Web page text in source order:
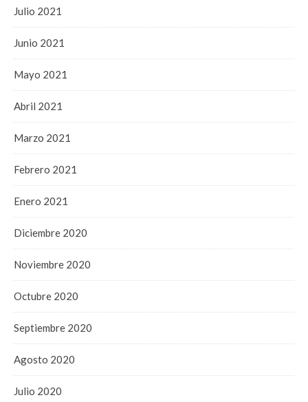
Julio 2021
Junio 2021
Mayo 2021
Abril 2021
Marzo 2021
Febrero 2021
Enero 2021
Diciembre 2020
Noviembre 2020
Octubre 2020
Septiembre 2020
Agosto 2020
Julio 2020